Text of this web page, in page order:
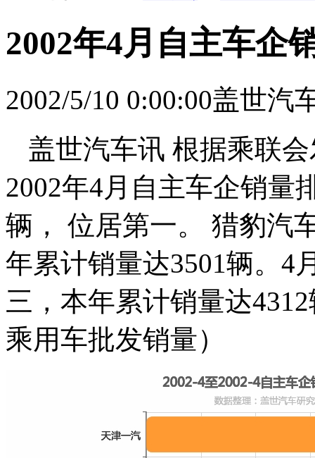
2002年4月自主车企
2002/5/10 0:00:00盖世汽
盖世汽车讯 根据乘联
2002年4月自主车企销量
辆， 位居第一。 猎豹汽
年累计销量达3501辆。4
三，本年累计销量达
乘用车批发销量）